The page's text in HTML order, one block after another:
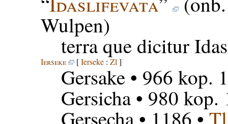
Wulpen)
terra que dicitur
Ierseke [Ierseke: Zl ]
Gersake• 966 kop.
Gersicha• 980 kop.
Gersecha• 1186 •Tl